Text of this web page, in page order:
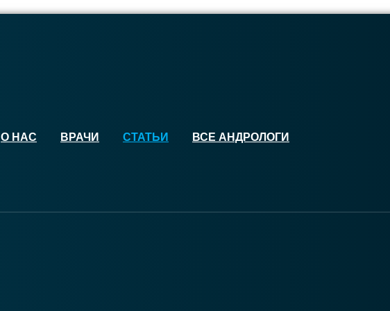
О НАС ВРАЧИ СТАТЬИ ВСЕ АНДРОЛОГИ